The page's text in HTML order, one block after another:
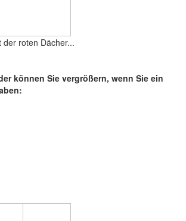
roten Dächer...
können Sie vergrößern, wenn Sie ein